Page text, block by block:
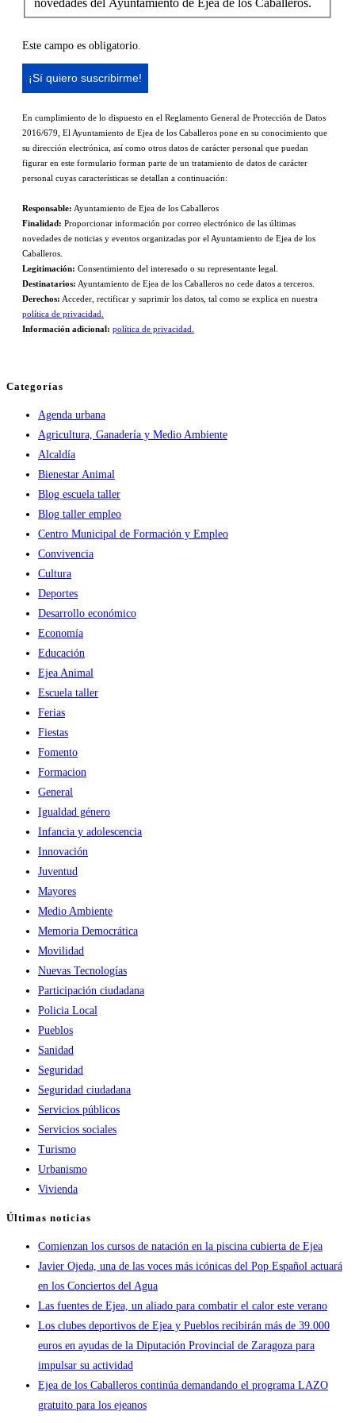
Este campo es obligatorio.
En cumplimiento de lo dispuesto en el Reglamento General de Protección de Datos
2016/679, El Ayuntamiento de Ejea de los Caballeros pone en su conocimiento que
su dirección electrónica, así como otros datos de carácter personal que puedan
figurar en este formulario forman parte de un tratamiento de datos de carácter
personal cuyas características se detallan a continuación:
Responsable: Ayuntamiento de Ejea de los Caballeros
Finalidad: Proporcionar información por correo electrónico de las últimas
novedades de noticias y eventos organizadas por el Ayuntamiento de Ejea de los
Caballeros.
Legitimación: Consentimiento del interesado o su representante legal.
Destinatarios: Ayuntamiento de Ejea de los Caballeros no cede datos a terceros.
Derechos: Acceder, rectificar y suprimir los datos, tal como se explica en nuestra
política de privacidad.
Información adicional: política de privacidad.
Categorías
Agenda urbana
Agricultura, Ganadería y Medio Ambiente
Alcaldía
Bienestar Animal
Blog escuela taller
Blog taller empleo
Centro Municipal de Formación y Empleo
Convivencia
Cultura
Deportes
Desarrollo económico
Economía
Educación
Ejea Animal
Escuela taller
Ferias
Fiestas
Fomento
Formacion
General
Igualdad género
Infancia y adolescencia
Innovación
Juventud
Mayores
Medio Ambiente
Memoria Democrática
Movilidad
Nuevas Tecnologías
Participación ciudadana
Policia Local
Pueblos
Sanidad
Seguridad
Seguridad ciudadana
Servicios públicos
Servicios sociales
Turismo
Urbanismo
Vivienda
Últimas noticias
Comienzan los cursos de natación en la piscina cubierta de Ejea
Javier Ojeda, una de las voces más icónicas del Pop Español actuará
en los Conciertos del Agua
Las fuentes de Ejea, un aliado para combatir el calor este verano
Los clubes deportivos de Ejea y Pueblos recibirán más de 39.000
euros en ayudas de la Diputación Provincial de Zaragoza para
impulsar su actividad
Ejea de los Caballeros continúa demandando el programa LAZO
gratuito para los ejeanos